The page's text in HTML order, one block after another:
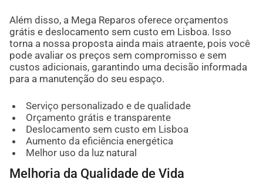
Além disso, a Mega Reparos oferece orçamentos
grátis e deslocamento sem custo em Lisboa. Isso
torna a nossa proposta ainda mais atraente, pois você
pode avaliar os preços sem compromisso e sem
custos adicionais, garantindo uma decisão informada
para a manutenção do seu espaço.
Serviço personalizado e de qualidade
Orçamento grátis e transparente
Deslocamento sem custo em Lisboa
Aumento da eficiência energética
Melhor uso da luz natural
Melhoria da Qualidade de Vida